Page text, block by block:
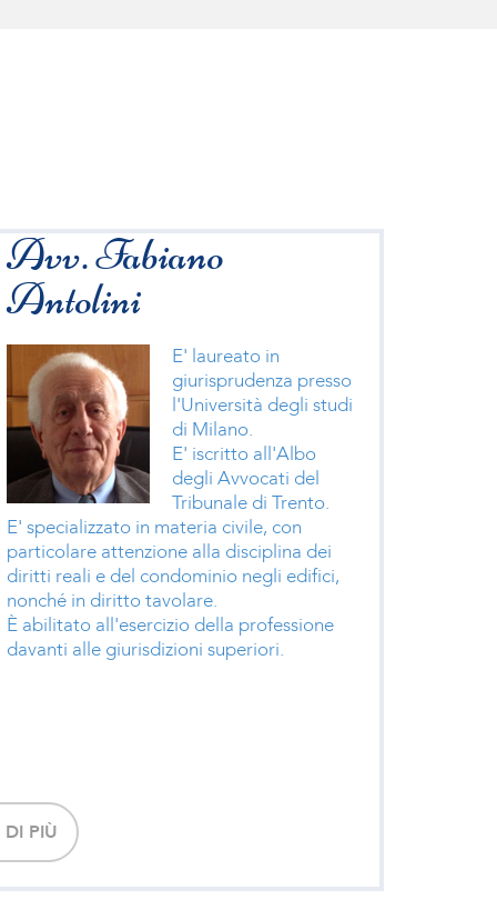
Avv. Fabiano
Antolini
E' laureato in
giurisprudenza presso
l'Università degli studi
di Milano.
E' iscritto all'Albo
degli Avvocati del
Tribunale di Trento.
E' specializzato in materia civile, con
particolare attenzione alla disciplina dei
diritti reali e del condominio negli edifici,
nonché in diritto tavolare.
È abilitato all'esercizio della professione
davanti alle giurisdizioni superiori.
DI PIÙ